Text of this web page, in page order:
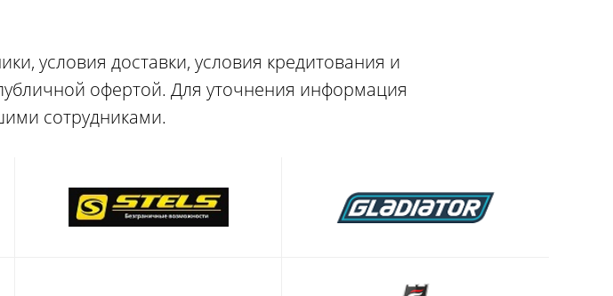
условия доставки, условия кредитования и
офертой. Для уточнения информация
сотрудниками.